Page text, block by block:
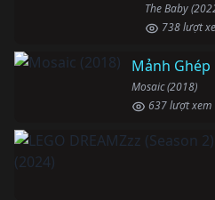
The Baby
738 lượt
Mảnh Ghép
Mosaic (2018)
637 lượt xem